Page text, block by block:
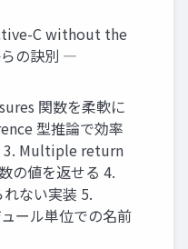
C without the
の訣別 ―
関数を柔軟に
型推論で効率
3. Multiple return
の値を返せる 4.
ない実装 5.
ール単位での名前